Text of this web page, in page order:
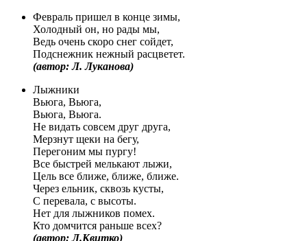
Февраль пришел в конце зимы,
Холодный он, но рады мы,
Ведь очень скоро снег сойдет,
Подснежник нежный расцветет.
(автор: Л. Луканова)
Лыжники
Вьюга, Вьюга,
Вьюга, Вьюга.
Не видать совсем друг друга,
Мерзнут щеки на бегу,
Перегоним мы пургу!
Все быстрей мелькают лыжи,
Цель все ближе, ближе, ближе.
Через ельник, сквозь кусты,
С перевала, с высоты.
Нет для лыжников помех.
Кто домчится раньше всех?
(автор: Л.Квитко)